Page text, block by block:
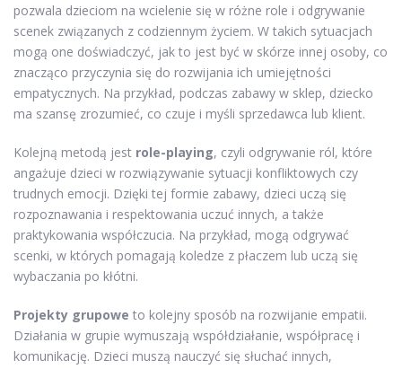
pozwala dzieciom na wcielenie się w różne role i odgrywanie
scenek związanych z codziennym życiem. W takich sytuacjach
mogą one doświadczyć, jak to jest być w skórze innej osoby, co
znacząco przyczynia się do rozwijania ich umiejętności
empatycznych. Na przykład, podczas zabawy w sklep, dziecko
ma szansę zrozumieć, co czuje i myśli sprzedawca lub klient.
Kolejną metodą jest role-playing, czyli odgrywanie ról, które
angażuje dzieci w rozwiązywanie sytuacji konfliktowych czy
trudnych emocji. Dzięki tej formie zabawy, dzieci uczą się
rozpoznawania i respektowania uczuć innych, a także
praktykowania współczucia. Na przykład, mogą odgrywać
scenki, w których pomagają koledze z płaczem lub uczą się
wybaczania po kłótni.
Projekty grupowe to kolejny sposób na rozwijanie empatii.
Działania w grupie wymuszają współdziałanie, współpracę i
komunikację. Dzieci muszą nauczyć się słuchać innych,